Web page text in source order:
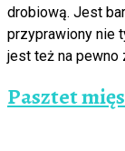
drobiową. Jest
przyprawiony nie
jest też na pewno
Pasztet